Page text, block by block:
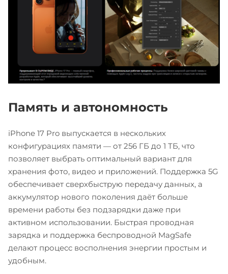
Память и автономность
iPhone 17 Pro выпускается в нескольких
конфигурациях памяти — от 256 ГБ до 1 ТБ, что
позволяет выбрать оптимальный вариант для
хранения фото, видео и приложений. Поддержка 5G
обеспечивает сверхбыструю передачу данных, а
аккумулятор нового поколения даёт больше
времени работы без подзарядки даже при
активном использовании. Быстрая проводная
зарядка и поддержка беспроводной MagSafe
делают процесс восполнения энергии простым и
удобным.